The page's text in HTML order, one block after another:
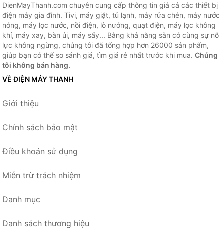
DienMayThanh.com chuyên cung cấp thông tin giá cả các thiết bị
điện máy gia đình. Tivi, máy giặt, tủ lạnh, máy rửa chén, máy nước
nóng, máy lọc nước, nồi điện, lò nướng, quạt điện, máy lọc không
khí, máy xay, bàn ủi, máy sấy... Bằng khả năng sẵn có cùng sự nỗ
lực không ngừng, chúng tôi đã tổng hợp hơn 26000 sản phẩm,
giúp bạn có thể so sánh giá, tìm giá rẻ nhất trước khi mua. Chúng
tôi không bán hàng.
VỀ ĐIỆN MÁY THANH
Giới thiệu
Chính sách bảo mật
Điều khoản sử dụng
Miễn trừ trách nhiệm
Danh mục
Danh sách thương hiệu